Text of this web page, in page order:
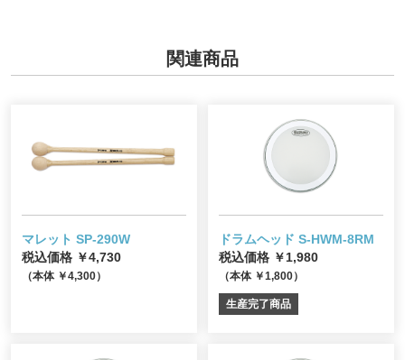
関連商品
マレット SP-290W
税込価格 ￥4,730
（本体 ￥4,300）
ドラムヘッド S-HWM-8RM
税込価格 ￥1,980
（本体 ￥1,800）
生産完了商品